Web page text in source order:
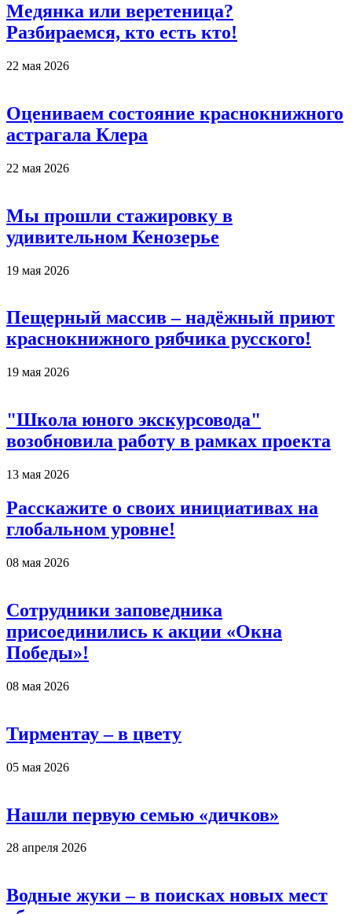
Медянка или веретеница?
Разбираемся, кто есть кто!
22 мая 2026
Оцениваем состояние краснокнижного
астрагала Клера
22 мая 2026
Мы прошли стажировку в
удивительном Кенозерье
19 мая 2026
Пещерный массив – надёжный приют
краснокнижного рябчика русского!
19 мая 2026
"Школа юного экскурсовода"
возобновила работу в рамках проекта
13 мая 2026
Расскажите о своих инициативах на
глобальном уровне!
08 мая 2026
Сотрудники заповедника
присоединились к акции «Окна
Победы»!
08 мая 2026
Тирментау – в цвету
05 мая 2026
Нашли первую семью «дичков»
28 апреля 2026
Водные жуки – в поисках новых мест